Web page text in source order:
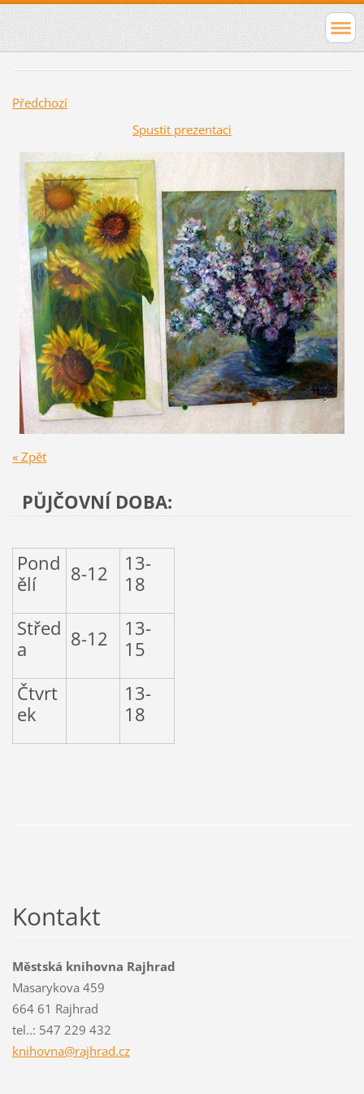
Předchozí
Spustit prezentaci
« Zpět
PŮJČOVNÍ DOBA:
Pond
ělí
8-12
13-
18
Střed
a
8-12
13-
15
Čtvrt
ek
13-
18
Kontakt
Městská knihovna Rajhrad
Masarykova 459
664 61 Rajhrad
tel..: 547 229 432
knihovna@rajhrad.cz